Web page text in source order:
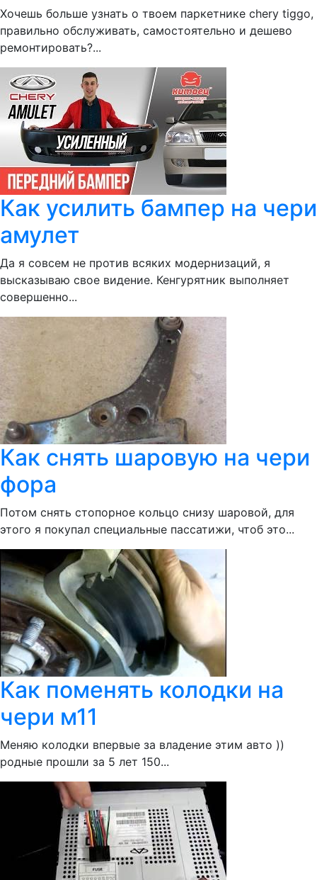
Хочешь больше узнать о твоем паркетнике chery tiggo,
правильно обслуживать, самостоятельно и дешево
ремонтировать?...
Как усилить бампер на чери
амулет
Да я совсем не против всяких модернизаций, я
высказываю свое видение. Кенгурятник выполняет
совершенно...
Как снять шаровую на чери
фора
Потом снять стопорное кольцо снизу шаровой, для
этого я покупал специальные пассатижи, чтоб это...
Как поменять колодки на
чери м11
Меняю колодки впервые за владение этим авто ))
родные прошли за 5 лет 150...